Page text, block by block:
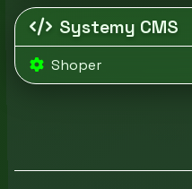
Systemy CMS
Shoper